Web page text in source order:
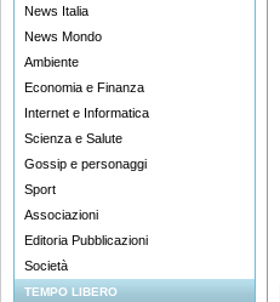
News Italia
News Mondo
Ambiente
Economia e Finanza
Internet e Informatica
Scienza e Salute
Gossip e personaggi
Sport
Associazioni
Editoria Pubblicazioni
Società
TEMPO LIBERO